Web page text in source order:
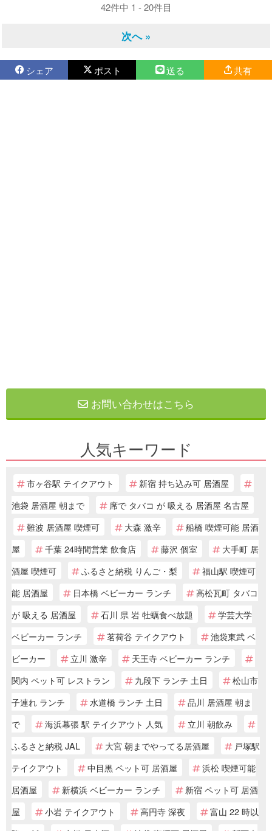
42件中 1 - 20件目
次へ »
シェア ポスト 送る 共有
お問い合わせはこちら
人気キーワード
市ヶ谷駅 テイクアウト
新宿 持ち込み可 居酒屋
池袋 居酒屋 朝まで
席で タバコ が 吸える 居酒屋 名古屋
難波 居酒屋 喫煙可
大森 激辛
船橋 喫煙可能 居酒
屋
千葉 24時間営業 飲食店 藤沢 個室
大手町 居
酒屋 喫煙可
ふるさと納税 りんご・梨
福山駅 喫煙可
能 居酒屋
日本橋 ベビーカー ランチ
高松瓦町 タバコ
が 吸える 居酒屋
石川 県 岩 牡蠣食べ放題
学芸大学
ベビーカー ランチ
茗荷谷 テイクアウト
池袋東武 ベ
ビーカー
立川 激辛
天王寺 ベビーカー ランチ
関内 ペット可 レストラン
九段下 ランチ 土日
松山市
子連れ ランチ
水道橋 ランチ 土日
品川 居酒屋 朝ま
で
海浜幕張 駅 テイクアウト 人気
立川 朝飲み
ふるさと納税 JAL
大宮 朝までやってる居酒屋
戸塚駅
テイクアウト
中目黒 ペット可 居酒屋
浜松 喫煙可能
居酒屋
新横浜 ベビーカー ランチ
新宿 ペット可 居酒
屋
小岩 テイクアウト 高円寺 深夜
富山 22 時以